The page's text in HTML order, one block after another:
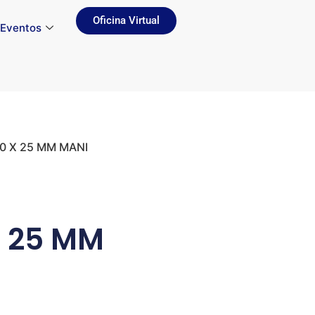
Eventos
Oficina Virtual
X 25 MM MANI
25 MM